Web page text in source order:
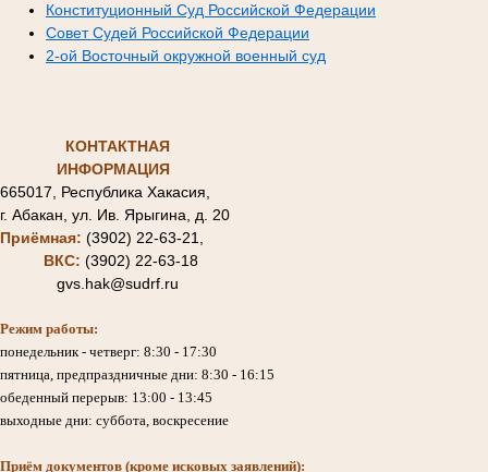
Конституционный Суд Российской Федерации
Совет Судей Российской Федерации
2-ой Восточный окружной военный суд
КОНТАКТНАЯ
ИНФОРМАЦИЯ
665017, Республика Хакасия,
г. Абакан, ул. Ив. Ярыгина, д. 20
Приёмная: (3902) 22-63-21,
ВКС: (3902) 22-63-18
gvs.hak@sudrf.ru
Режим работы:
понедельник - четверг: 8:30 - 17:30
пятница, предпраздничные дни: 8:30 - 16:15
обеденный перерыв: 13:00 - 13:45
выходные дни: суббота, воскресение
Приём документов (кроме исковых заявлений):